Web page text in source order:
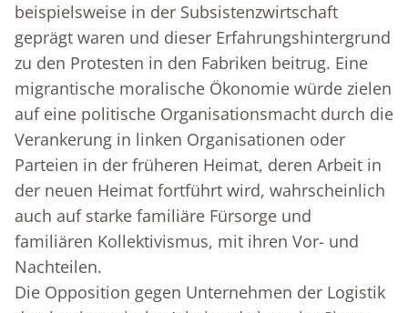
beispielsweise in der Subsistenzwirtschaft
geprägt waren und dieser Erfahrungshintergrund
zu den Protesten in den Fabriken beitrug. Eine
migrantische moralische Ökonomie würde zielen
auf eine politische Organisationsmacht durch die
Verankerung in linken Organisationen oder
Parteien in der früheren Heimat, deren Arbeit in
der neuen Heimat fortführt wird, wahrscheinlich
auch auf starke familiäre Fürsorge und
familiären Kollektivismus, mit ihren Vor- und
Nachteilen.
Die Opposition gegen Unternehmen der Logistik